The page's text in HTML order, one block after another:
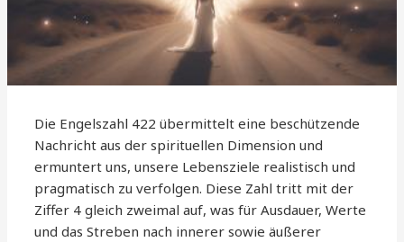
Die Engelszahl 422 übermittelt eine beschützende
Nachricht aus der spirituellen Dimension und
ermuntert uns, unsere Lebensziele realistisch und
pragmatisch zu verfolgen. Diese Zahl tritt mit der
Ziffer 4 gleich zweimal auf, was für Ausdauer, Werte
und das Streben nach innerer sowie äußerer